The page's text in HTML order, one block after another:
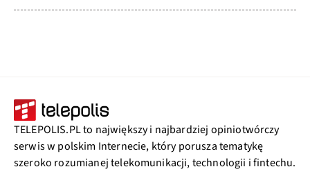
TELEPOLIS.PL to największy i najbardziej opiniotwórczy
serwis w polskim Internecie, który porusza tematykę
szeroko rozumianej telekomunikacji, technologii i fintechu.